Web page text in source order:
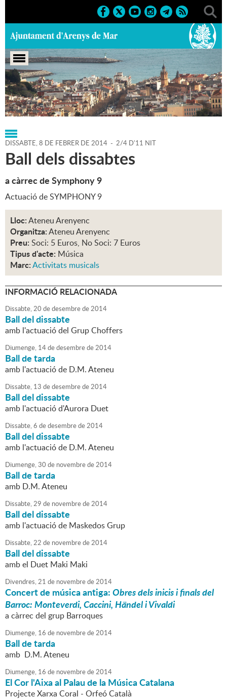
Portada > Regidories > Cultura > Agenda > 08-02-2014
DISSABTE,8 DE FEBRER DE 2014 - 2/4 D'11 NIT
Ball dels dissabtes
a càrrec de Symphony 9
Actuació de SYMPHONY 9
Lloc:Ateneu Arenyenc
Organitza:Ateneu Arenyenc
Preu: Soci: 5 Euros, No Soci: 7 Euros
Tipus d'acte: Música
Marc:Activitats musicals
INFORMACIÓ RELACIONADA
Dissabte,20 dedesembrede2014
Ball del dissabte
amb l'actuació del Grup Choffers
Diumenge, 14dedesembrede2014
Ball de tarda
amb l'actuació de D.M. Ateneu
Dissabte, 13 dedesembrede2014
Ball del dissabte
amb l'actuació d'Aurora Duet
Dissabte,6 dedesembrede2014
Ball del dissabte
amb l'actuació de D.M. Ateneu
Diumenge,30 de novembrede2014
Ball de tarda
amb D.M. Ateneu
Dissabte,29 de novembrede2014
Ball del dissabte
amb l'actuació de Maskedos Grup
Dissabte,22 de novembrede2014
Ball del dissabte
amb el Duet Maki Maki
Divendres,21 de novembrede2014
Concert de música antiga:Obres dels inicis i finals del
Barroc: Monteverdi, Caccini, Händel i Vivaldi
a càrrec del grup Barroques
Diumenge, 16 de novembrede2014
Ball de tarda
amb D.M. Ateneu
Diumenge, 16 de novembrede2014
El Cor l'Aixa al Palau de la Música Catalana
Projecte Xarxa Coral - Orfeó Català